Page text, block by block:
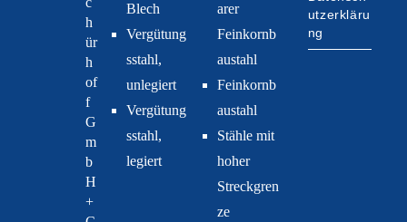
h
ür
h
of
f
G
m
b
H
+
Blech
Vergütung
sstahl,
unlegiert
Vergütung
sstahl,
legiert
arer
Feinkornb
austahl
Feinkornb
austahl
Stähle mit
hoher
Streckgren
ze
utzerkläru
ng